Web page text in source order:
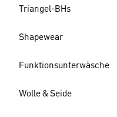
Triangel-BHs
Shapewear
Funktionsunterwäsche
Wolle & Seide